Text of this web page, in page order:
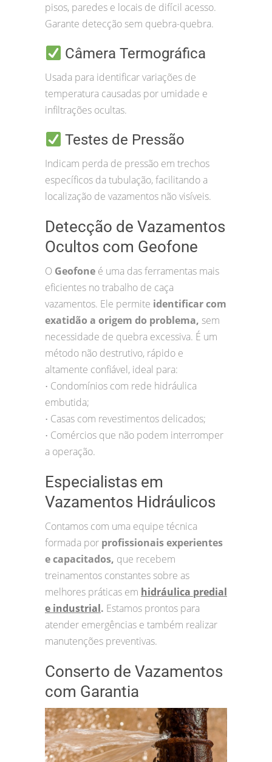
pisos, paredes e locais de difícil acesso.
Garante detecção sem quebra-quebra.
Câmera Termográfica
Usada para identificar variações de
temperatura causadas por umidade e
infiltrações ocultas.
Testes de Pressão
Indicam perda de pressão em trechos
específicos da tubulação, facilitando a
localização de vazamentos não visíveis.
Detecção de Vazamentos
Ocultos com Geofone
O Geofone é uma das ferramentas mais
eficientes no trabalho de caça
vazamentos. Ele permite identificar com
exatidão a origem do problema, sem
necessidade de quebra excessiva. É um
método não destrutivo, rápido e
altamente confiável, ideal para:
• Condomínios com rede hidráulica
embutida;
• Casas com revestimentos delicados;
• Comércios que não podem interromper
a operação.
Especialistas em
Vazamentos Hidráulicos
Contamos com uma equipe técnica
formada por profissionais experientes
e capacitados, que recebem
treinamentos constantes sobre as
melhores práticas em hidráulica predial
e industrial. Estamos prontos para
atender emergências e também realizar
manutenções preventivas.
Conserto de Vazamentos
com Garantia